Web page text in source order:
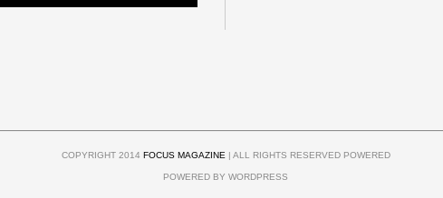
COPYRIGHT 2014 FOCUS MAGAZINE | ALL RIGHTS RESERVED POWERED
POWERED BY WORDPRESS